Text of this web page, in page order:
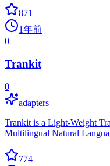
871
1年前
0
Trankit
0
adapters
Trankit is a Light-Weight
Multilingual Natural
774